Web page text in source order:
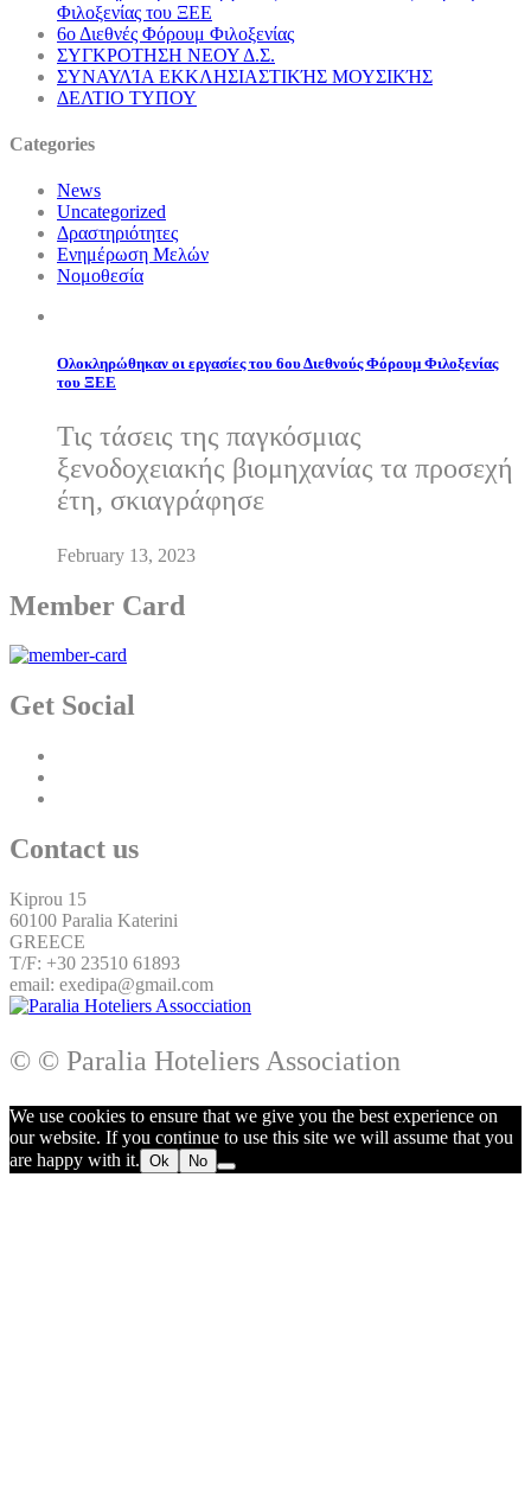
Φιλοξενίας του ΞΕΕ
6ο Διεθνές Φόρουμ Φιλοξενίας
ΣΥΓΚΡΟΤΗΣΗ ΝΕΟΥ Δ.Σ.
ΣΥΝΑΥΛΊΑ ΕΚΚΛΗΣΙΑΣΤΙΚΉΣ ΜΟΥΣΙΚΉΣ
ΔΕΛΤΙΟ ΤΥΠΟΥ
Categories
News
Uncategorized
Δραστηριότητες
Ενημέρωση Μελών
Νομοθεσία
Ολοκληρώθηκαν οι εργασίες του 6ου Διεθνούς Φόρουμ Φιλοξενίας
του ΞΕΕ
Τις τάσεις της παγκόσμιας
ξενοδοχειακής βιομηχανίας τα προσεχή
έτη, σκιαγράφησε
February 13, 2023
Member Card
Get Social
Contact us
Kiprou 15
60100 Paralia Katerini
GREECE
T/F: +30 23510 61893
email: exedipa@gmail.com
© © Paralia Hoteliers Association
We use cookies to ensure that we give you the best experience on
our website. If you continue to use this site we will assume that you
are happy with it. Ok No